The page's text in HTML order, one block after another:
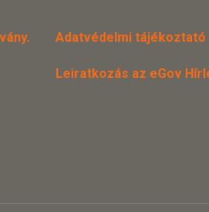
Adatvédelmi tájékoztató
Leiratkozás az eGov